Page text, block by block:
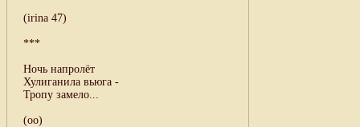
(irina 47)
***
Ночь напролёт
Хулиганила вьюга -
Тропу замело...
(оо)